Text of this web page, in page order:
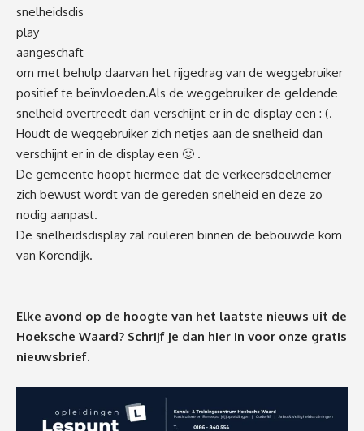
snelheidsdis
play
aangeschaft
om met behulp daarvan het rijgedrag van de weggebruiker
positief te beïnvloeden.Als de weggebruiker de geldende
snelheid overtreedt dan verschijnt er in de display een : (.
Houdt de weggebruiker zich netjes aan de snelheid dan
verschijnt er in de display een 🙂 .
De gemeente hoopt hiermee dat de verkeersdeelnemer
zich bewust wordt van de gereden snelheid en deze zo
nodig aanpast.
De snelheidsdisplay zal rouleren binnen de bebouwde kom
van Korendijk.
Elke avond op de hoogte van het laatste nieuws uit de
Hoeksche Waard? Schrijf je dan hier in voor onze gratis
nieuwsbrief.